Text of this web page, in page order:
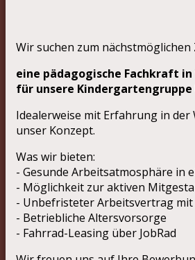
Wir suchen zum
eine pädagogische Fachkraft
für unsere Kindergartengruppe
Idealerweise mit Erfahrung in
unser Konzept.
Was wir bieten:
- Gesunde Arbeitsatmosphäre in
- Möglichkeit zur aktiven
- Unbefristeter Arbeitsvertrag
- Betriebliche Altersvorsorge
- Fahrrad-Leasing über JobRad